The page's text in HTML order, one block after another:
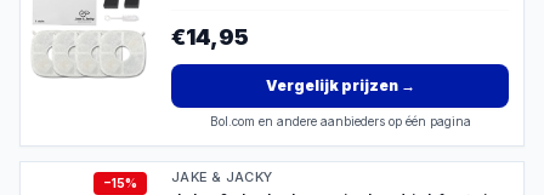
€14,95
Vergelijk prijzen→
Bol.com en andere aanbieders op één pagina
−15% JAKE & JACKY